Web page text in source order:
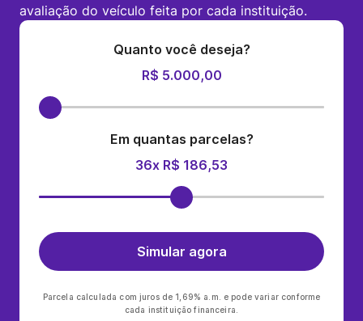
avaliação do veículo feita por cada instituição.
Quanto você deseja?
R$ 5.000,00
Em quantas parcelas?
36x R$ 186,53
Simular agora
Parcela calculada com juros de 1,69% a.m. e pode variar conforme
cada instituição financeira.